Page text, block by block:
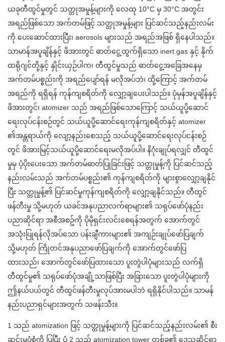
ယခုတီထွင်မှုတွင် သတ္တုအမှုန့်များကို လေထု 10°C မှ 30°C အတွင်း
အရည်ဖြစ်သော အက်တမ်ဖြင့် သတ္တုအမှုန့်များ ပြင်ဆင်သည့်နည်းလမ်း
ကို ပေးဆောင်ထားပြီး၊ aerosols များသည် အရည်အဖြစ် ရှိနေပါသည်။
သာမာန်အပူချိန်နှင့် ဖိအားတွင် ဓာတ်ငွေ့ထွက်ရှိသော inert gas နှင့် နိုက်
ထရိုဂျင်တို့နှင့် နှိုင်းယှဉ်ပါက၊ တီထွင်မှုသည် ဓာတ်ငွေ့အခြေအနေမှ
အက်တမ်ပစ္စည်းကို အရည်ပျော်ရန် မလိုအပ်ဘဲ၊ ထို့ကြောင့် အက်တမ်
အရည်ကို ရရှိရန် ကုန်ကျစရိတ်ကို လျှော့ချပေးပါသည်။ ပုံမှန်အပူချိန်နှင့်
ဖိအားတွင်၊ atomizer သည် အရည်ဖြစ်သောကြောင့် သယ်ယူပို့ဆောင်
ရေးလုပ်ငန်းစဉ်တွင် သယ်ယူပို့ဆောင်ရေးကုန်ကျစရိတ်နှင့် atomizer
၏အန္တရာယ်ကို လျော့နည်းစေသည့် သယ်ယူပို့ဆောင်ရေးလုပ်ငန်းစဉ်
တွင် ဖိအားမြင့်သယ်ယူပို့ဆောင်ရေးမလိုအပ်ပါ။ နိဂုံးချုပ်ရလျှင် တီထွင်
မှုမှ ပံ့ပိုးပေးသော အက်တမ်ဓာတ်ပြုခြင်းဖြင့် သတ္တုမှုန့်ကို ပြင်ဆင်သည့်
နည်းလမ်းသည် အက်တမ်ပစ္စည်း၏ ကုန်ကျစရိတ်ကို များစွာလျှော့ချနိုင်
ပြီး သတ္တုမှုန့်၏ ပြင်ဆင်မှုကုန်ကျစရိတ်ကို လျှော့ချနိုင်သည်။ တီထွင်
ဖန်တီးမှု သို့မဟုတ် ယခင်အနုပညာလက်ရာများ၏ သရုပ်ဖော်ပုံနည်း
ပညာဆိုင်ရာ အစီအစဥ်ကို ပိုမိုရှင်းလင်းစေရန်အတွက် အောက်တွင်
အသုံးပြုရန်လိုအပ်သော ပန်းချီကားများ၏ အကျဉ်းချုပ်ဖော်ပြချက်
သို့မဟုတ် ကြိုတင်အနုပညာဖော်ပြချက်ကို အောက်တွင်ဖော်ပြ
ထားသည်၊ အောက်တွင်ဖော်ပြထားသော ပူးတွဲပါပုံများသည် လက်ရှိ
တီထွင်မှု၏ သရုပ်ဖော်ပုံအချို့သာဖြစ်ပြီး အခြားသော ပူးတွဲပါပုံများကို
ဤနယ်ပယ်တွင် တီထွင်ဖန်တီးမှုလုပ်အားမပါဘဲ ရရှိနိုင်ပါသည်။ သာမန်
နည်းပညာရှင်များအတွက် သဖန်းသီး။
1 သည် atomization ဖြင့် သတ္တုမှုန့်များကို ပြင်ဆင်သည့်နည်းလမ်း၏ စီး
ဆင်းမှုပုံစံကို ပြပြီး ပုံ 2 သည် atomization tower တစ်ခု၏ ဒေသဆိုင်ရာ